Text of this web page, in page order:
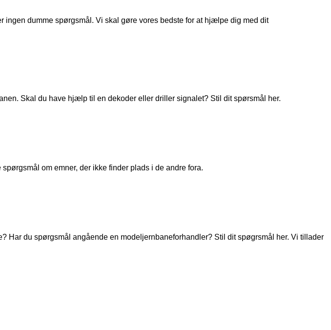
dumme spørgsmål. Vi skal gøre vores bedste for at hjælpe dig med dit
Skal du have hjælp til en dekoder eller driller signalet? Stil dit spørsmål her.
om emner, der ikke finder plads i de andre fora.
du spørgsmål angående en modeljernbaneforhandler? Stil dit spøgrsmål her. Vi tillader